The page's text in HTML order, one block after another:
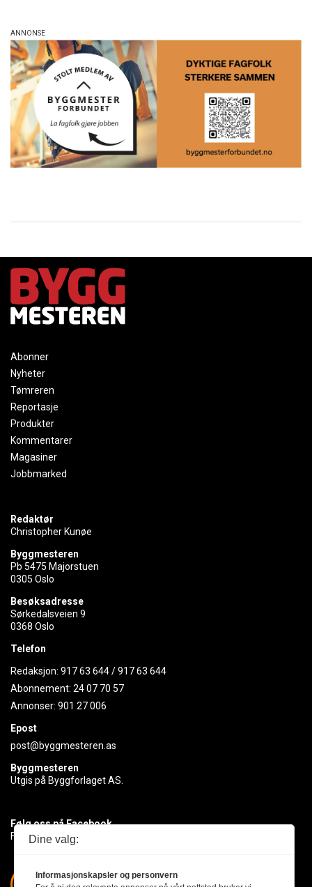
Abonner
Nyheter
Tømreren
Reportasje
Produkter
Kommentarer
Magasiner
Jobbmarked
Redaktør
Christopher Kunøe
Byggmesteren
Pb 5475 Majorstuen
0305 Oslo
Besøksadresse
Sørkedalsveien 9
0368 Oslo
Telefon
Redaksjon: 917 63 644/917 63 644
Abonnement: 24 07 70 57
Annonser: 901 27 006
Epost
post@byggmesteren.as
Byggmesteren
Utgis på Byggforlaget AS.
Følg oss på Facebook
Få med deg det siste innen byggebransjen
Dine valg:
Informasjonskapsler og personvern